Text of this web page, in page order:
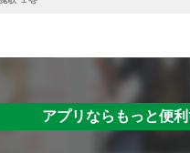
アプリならもっと便利